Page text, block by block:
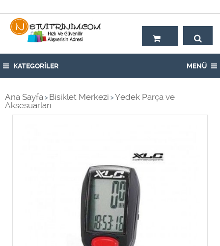
KATEGORİLER MENÜ
Ana Sayfa > Bisiklet Merkezi > Yedek Parça ve
Aksesuarları